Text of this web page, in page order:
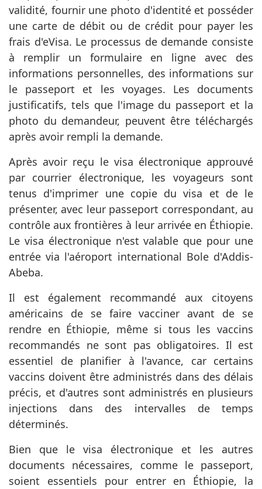
validité, fournir une photo d'identité et posséder
une carte de débit ou de crédit pour payer les
frais d'eVisa. Le processus de demande consiste
à remplir un formulaire en ligne avec des
informations personnelles, des informations sur
le passeport et les voyages. Les documents
justificatifs, tels que l'image du passeport et la
photo du demandeur, peuvent être téléchargés
après avoir rempli la demande.
Après avoir reçu le visa électronique approuvé
par courrier électronique, les voyageurs sont
tenus d'imprimer une copie du visa et de le
présenter, avec leur passeport correspondant, au
contrôle aux frontières à leur arrivée en Éthiopie.
Le visa électronique n'est valable que pour une
entrée via l'aéroport international Bole d'Addis-
Abeba.
Il est également recommandé aux citoyens
américains de se faire vacciner avant de se
rendre en Éthiopie, même si tous les vaccins
recommandés ne sont pas obligatoires. Il est
essentiel de planifier à l'avance, car certains
vaccins doivent être administrés dans des délais
précis, et d'autres sont administrés en plusieurs
injections dans des intervalles de temps
déterminés.
Bien que le visa électronique et les autres
documents nécessaires, comme le passeport,
soient essentiels pour entrer en Éthiopie, la